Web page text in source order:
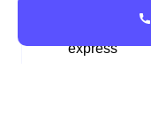
🏎️ Mise en service
express